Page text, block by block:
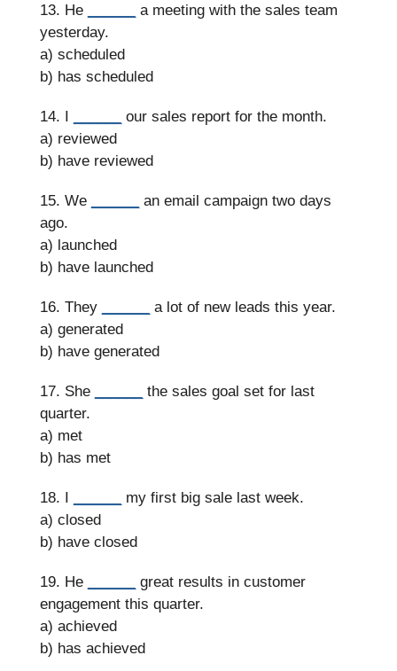
13. He
a meeting with the sales team
yesterday.
a) scheduled
b) has scheduled
14. I
our sales report for the month.
a) reviewed
b) have reviewed
15. We
an email campaign two days
ago.
a) launched
b) have launched
16. They
a lot of new leads this year.
a) generated
b) have generated
17. She
the sales goal set for last
quarter.
a) met
b) has met
18. I
my first big sale last week.
a) closed
b) have closed
19. He
great results in customer
engagement this quarter.
a) achieved
b) has achieved